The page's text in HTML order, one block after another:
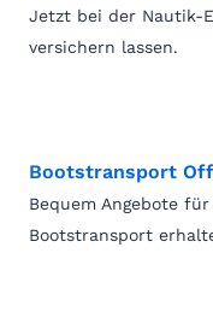
Jetzt bei der Nautik-
versichern lassen.
Bootstransport
Bequem Angebote
Bootstransport